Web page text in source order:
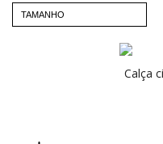
TAMANHO
calça cigarrete ipanema